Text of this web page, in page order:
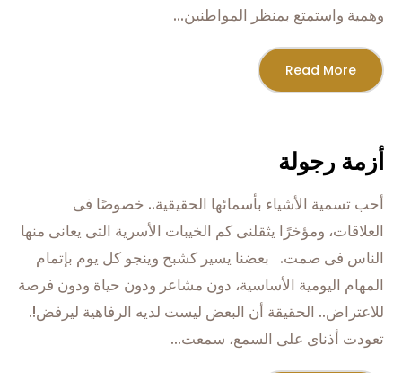
وهمية واستمتع بمنظر المواطنين...
Read More
أزمة رجولة
أحب تسمية الأشياء بأسمائها الحقيقية.. خصوصًا فى
العلاقات، ومؤخرًا يثقلنى كم الخيبات الأسرية التى يعانى منها
الناس فى صمت. بعضنا يسير كشبح وينجو كل يوم بإتمام
المهام اليومية الأساسية، دون مشاعر ودون حياة ودون فرصة
للاعتراض.. الحقيقة أن البعض ليست لديه الرفاهية ليرفض!.
تعودت أذناى على السمع، سمعت...